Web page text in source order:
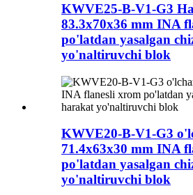
KWVE25-B-V1-G3
83.3x70x36 mm INA
po'latdan yasalgan
yo'naltiruvchi blok
KWVE20-B-V1-G3
71.4x63x30 mm INA
po'latdan yasalgan
yo'naltiruvchi blok